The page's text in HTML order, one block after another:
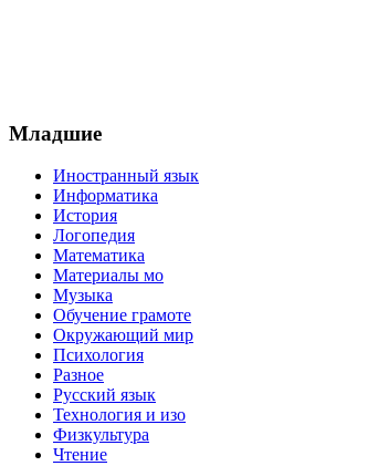
Младшие
Иностранный язык
Информатика
История
Логопедия
Математика
Материалы мо
Музыка
Обучение грамоте
Окружающий мир
Психология
Разное
Русский язык
Технология и изо
Физкультура
Чтение